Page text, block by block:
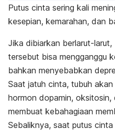
Putus cinta sering kali
kesepian, kemarahan, dan
Jika dibiarkan berlarut-
tersebut bisa mengganggu
bahkan menyebabkan
Saat jatuh cinta, tubuh
hormon dopamin,
membuat kebahagiaan
Sebaliknya, saat putus